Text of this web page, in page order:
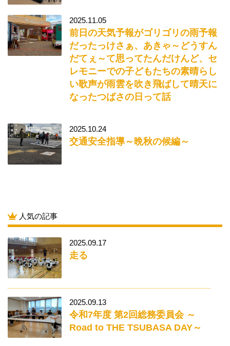
2025.11.05
前日の天気予報がゴリゴリの雨予報
だったっけさぁ、あきゃ～どうすん
だてぇ～て思ってたんだけんど、セ
レモニーでの子どもたちの素晴らし
い歌声が雨雲を吹き飛ばして晴天に
なったつばさの日って話
2025.10.24
交通安全指導～晩秋の候編～
人気の記事
2025.09.17
走る
2025.09.13
令和7年度 第2回総務委員会 ～
Road to THE TSUBASA DAY～